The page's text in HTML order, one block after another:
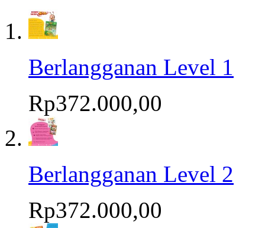
Berlangganan Level 1
Rp372.000,00
Berlangganan Level 2
Rp372.000,00